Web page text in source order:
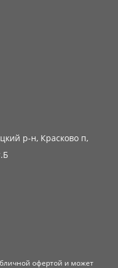
р-н, Красково п,
офертой и может